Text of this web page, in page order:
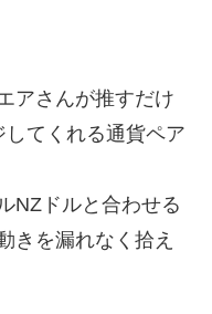
アさんが推すだけ
てくれる通貨ペア
NZドルと合わせる
きを漏れなく拾え